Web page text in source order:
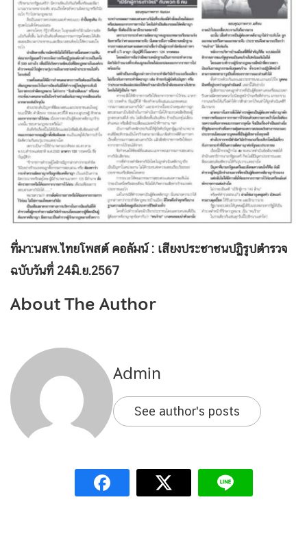
ที่มา:นสพ.ไทยโพสต์ คอลัมน์ : เสียงประชาชนปฏิรูปตำรวจ
ฉบับวันที่ 24มิ.ย.2567
About The Author
Admin
See author's posts